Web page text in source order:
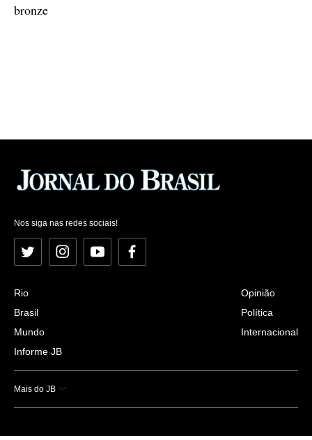
bronze
Nos siga nas redes sociais!
Twitter InstagramYouTubeFacebook
Rio
Brasil
Mundo
Informe JB
Opinião
Política
Internacional
Mais do JB
Esportes